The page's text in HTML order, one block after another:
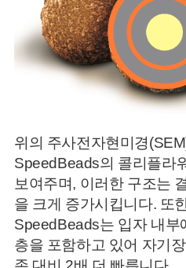
위의 주사전자현미경
SpeedBeads의 콜리플라
보여주며, 이러한 구조는
을 크게 증가시킵니다. 또
SpeedBeads는 입자 내부
층을 포함하고 있어 자기